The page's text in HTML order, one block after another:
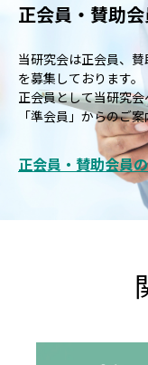
正会員・賛助
当研究会は正会員、
を募集しております。
正会員として当研究
「準会員」からのご
正会員・賛助会員